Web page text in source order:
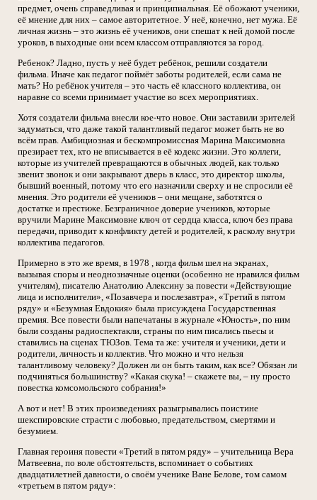
предмет, очень справедливая и принципиальная. Её обожают ученики,
её мнение для них – самое авторитетное. У неё, конечно, нет мужа. Её
личная жизнь – это жизнь её учеников, они спешат к ней домой после
уроков, в выходные они всем классом отправляются за город.
Ребенок? Ладно, пусть у неё будет ребёнок, решили создатели
фильма. Иначе как педагог поймёт заботы родителей, если сама не
мать? Но ребёнок учителя – это часть её классного коллектива, он
наравне со всеми принимает участие во всех мероприятиях.
Хотя создатели фильма внесли кое-что новое. Они заставили зрителей
задуматься, что даже такой талантливый педагог может быть не во
всём прав. Амбициозная и бескомпромиссная Марина Максимовна
презирает тех, кто не вписывается в её кодекс жизни. Это коллеги,
которые из учителей превращаются в обычных людей, как только
звенит звонок и они закрывают дверь в класс, это директор школы,
бывший военный, потому что его назначили сверху и не спросили её
мнения. Это родители её учеников – они мещане, заботятся о
достатке и престиже. Безграничное доверие учеников, которые
вручили Марине Максимовне ключ от сердца класса, ключ без права
передачи, приводит к конфликту детей и родителей, к расколу внутри
коллектива педагогов.
Примерно в это же время, в 1978 , когда фильм шел на экранах,
вызывая споры и неоднозначные оценки (особенно не нравился фильм
учителям), писателю Анатолию Алексину за повести «Действующие
лица и исполнители», «Позавчера и послезавтра», «Третий в пятом
ряду» и «Безумная Евдокия» была присуждена Государственная
премия. Все повести были напечатаны в журнале «Юность», по ним
были созданы радиоспектакли, страны по ним писались пьесы и
ставились на сценах ТЮЗов. Тема та же: учителя и ученики, дети и
родители, личность и коллектив. Что можно и что нельзя
талантливому человеку? Должен ли он быть таким, как все? Обязан ли
подчиняться большинству? «Какая скука! – скажете вы, – ну просто
повестка комсомольского собрания!»
А вот и нет! В этих произведениях разыгрывались поистине
шекспировские страсти с любовью, предательством, смертями и
безумием.
Главная героиня повести «Третий в пятом ряду» – учительница Вера
Матвеевна, по воле обстоятельств, вспоминает о событиях
двадцатилетней давности, о своём ученике Ване Белове, том самом
«третьем в пятом ряду»: